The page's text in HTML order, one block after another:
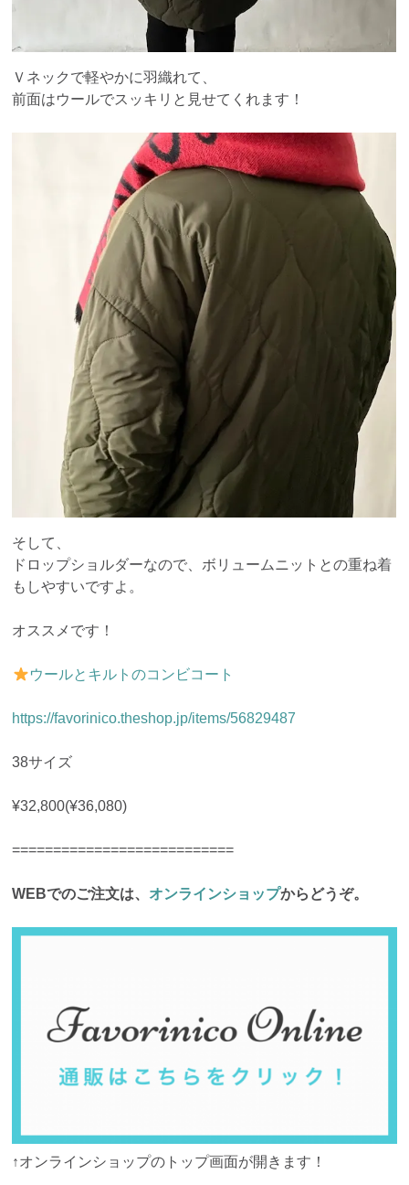
Ｖネックで軽やかに羽織れて、
前面はウールでスッキリと見せてくれます！
そして、
ドロップショルダーなので、ボリュームニットとの重ね着
もしやすいですよ。
オススメです！
ウールとキルトのコンビコート
https://favorinico.theshop.jp/items/56829487
38サイズ
¥32,800(¥36,080)
===========================
WEBでのご注文は、 オンラインショップからどうぞ。
↑オンラインショップのトップ画面が開きます！